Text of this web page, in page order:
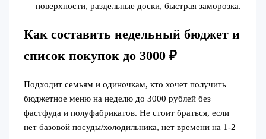
поверхности, раздельные доски, быстрая заморозка.
Как составить недельный бюджет и
список покупок до 3000 ₽
Подходит семьям и одиночкам, кто хочет получить
бюджетное меню на неделю до 3000 рублей без
фастфуда и полуфабрикатов. Не стоит браться, если
нет базовой посуды/холодильника, нет времени на 1-2